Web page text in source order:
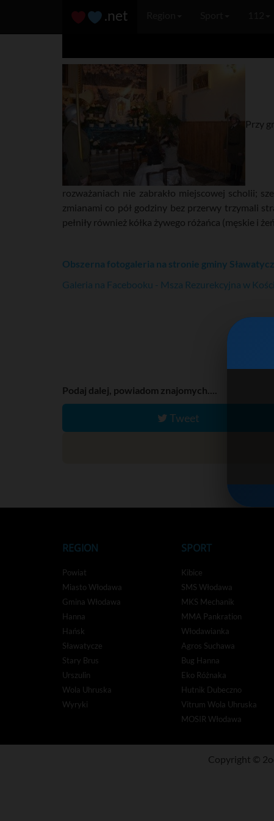
.net
Przy
rozważaniach nie zabrakło miejscowej scholii;
zmianami co pół godziny bez przerwy trzymali
pełniły również kółka żywego różańca (męskie i
Obszerna fotogaleria na stronie gminy
Galeria na Facebooku - Msza Rezurekcyjna w
Podaj dalej, powiadom znajomych....
Tweet
REGION
Powiat
Miasto Włodawa
Gmina Włodawa
Hanna
Hańsk
Sławatycze
Stary Brus
Urszulin
Wola Uhruska
Wyryki
SPORT
Kibice
SMS Włodawa
MKS Mechanik
MMA Pankration
Włodawianka
Agros Suchawa
Bug Hanna
Eko Różnaka
Hutnik Dubeczno
Vitrum Wola Uhruska
MOSIR Włodawa
Copyright ©